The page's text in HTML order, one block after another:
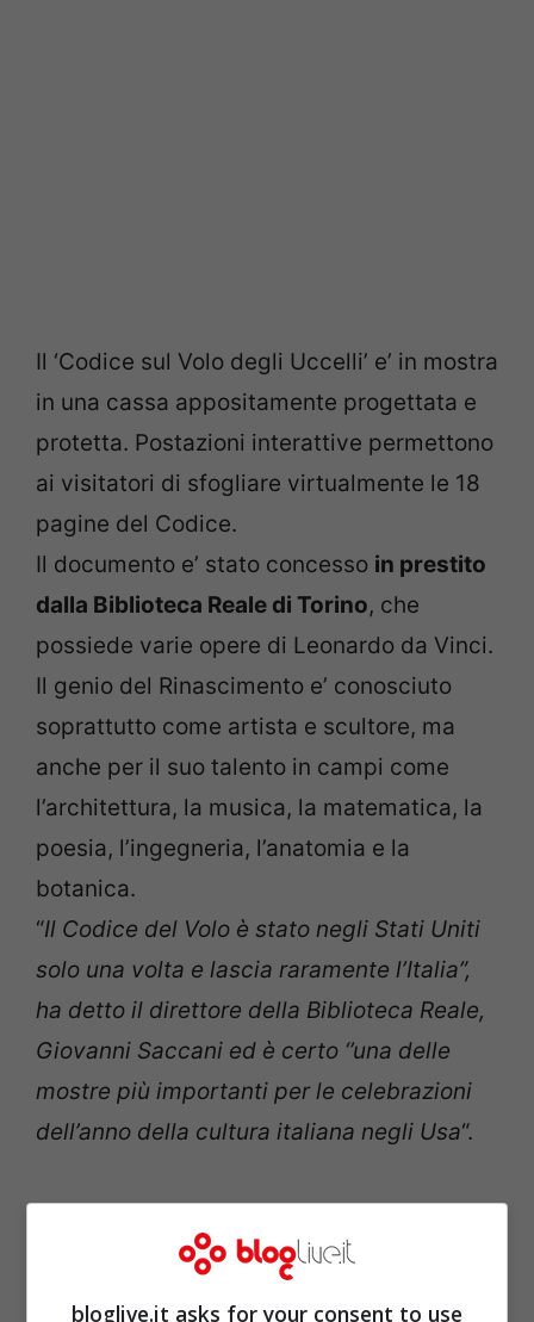
Il ‘Codice sul Volo degli Uccelli’ e’ in mostra
in una cassa appositamente progettata e
protetta. Postazioni interattive permettono
ai visitatori di sfogliare virtualmente le 18
pagine del Codice.
Il documento e’ stato concesso in prestito
dalla Biblioteca Reale di Torino, che
possiede varie opere di Leonardo da Vinci.
Il genio del Rinascimento e’ conosciuto
soprattutto come artista e scultore, ma
anche per il suo talento in campi come
l’architettura, la musica, la matematica, la
poesia, l’ingegneria, l’anatomia e la
botanica.
“Il Codice del Volo è stato negli Stati Uniti
solo una volta e lascia raramente l’Italia”,
ha detto il direttore della Biblioteca Reale,
Giovanni Saccani ed è certo ‘’una delle
mostre più importanti per le celebrazioni
dell’anno della cultura italiana negli Usa“.
bloglive.it asks for your consent to use